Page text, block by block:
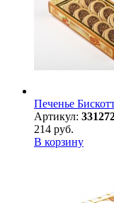
Печенье
Артикул:
214 руб.
В корзину